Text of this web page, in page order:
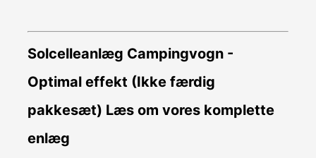
Solcelleanlæg Campingvogn -
Optimal effekt (Ikke færdig
pakkesæt) Læs om vores komplette
enlæg